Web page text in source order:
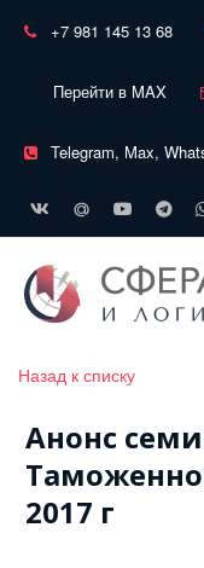
+7 981 145 13 68
Перейти в MAX
Telegram, Max,
Назад к списку
Анонс
2017 г